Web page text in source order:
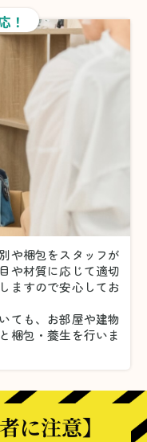
！
や梱包をスタッフが
や材質に応じて適切
ますので安心してお
ても、お部屋や建物
梱包・養生を行いま
に注意】